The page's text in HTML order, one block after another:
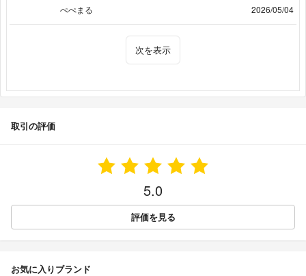
ぺぺまる
2026/05/04
次を表示
取引の評価
5.0
評価を見る
お気に入りブランド